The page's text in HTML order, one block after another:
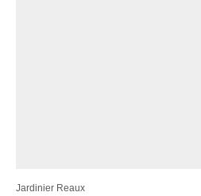
Jardinier Reaux